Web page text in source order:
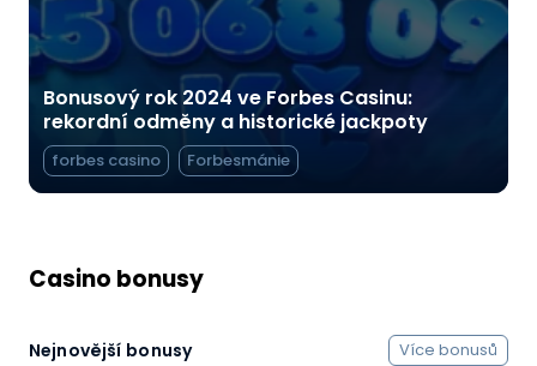
Bonusový rok 2024 ve Forbes Casinu:
rekordní odměny a historické jackpoty
forbes casino Forbesmánie
Casino bonusy
Nejnovější bonusy Více bonusů